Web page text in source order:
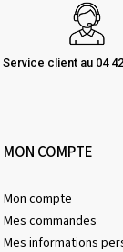
Service client au 04
MON COMPTE
Mon compte
Mes commandes
Mes informations